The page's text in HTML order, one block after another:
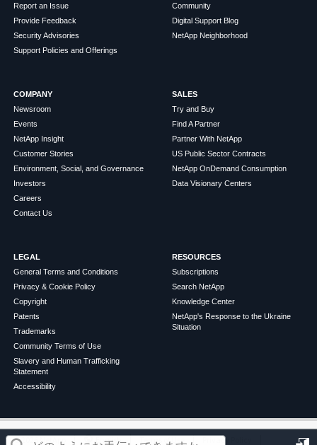
この記事は役に立ちましたか？
Report an Issue
Provide Feedback
Security Advisories
Support Policies and Offerings
Community
Digital Support Blog
NetApp Neighborhood
COMPANY
Newsroom
Events
NetApp Insight
Customer Stories
Environment, Social, and Governance
Investors
Careers
Contact Us
SALES
Try and Buy
Find A Partner
Partner With NetApp
US Public Sector Contracts
NetApp OnDemand Consumption
Data Visionary Centers
LEGAL
General Terms and Conditions
Privacy & Cookie Policy
Copyright
Patents
Trademarks
Community Terms of Use
Slavery and Human Trafficking
Statement
Accessibility
RESOURCES
Subscriptions
Search NetApp
Knowledge Center
NetApp's Response to the Ukraine
Situation
©2026 NetApp English Terms of Use Privacy Policy